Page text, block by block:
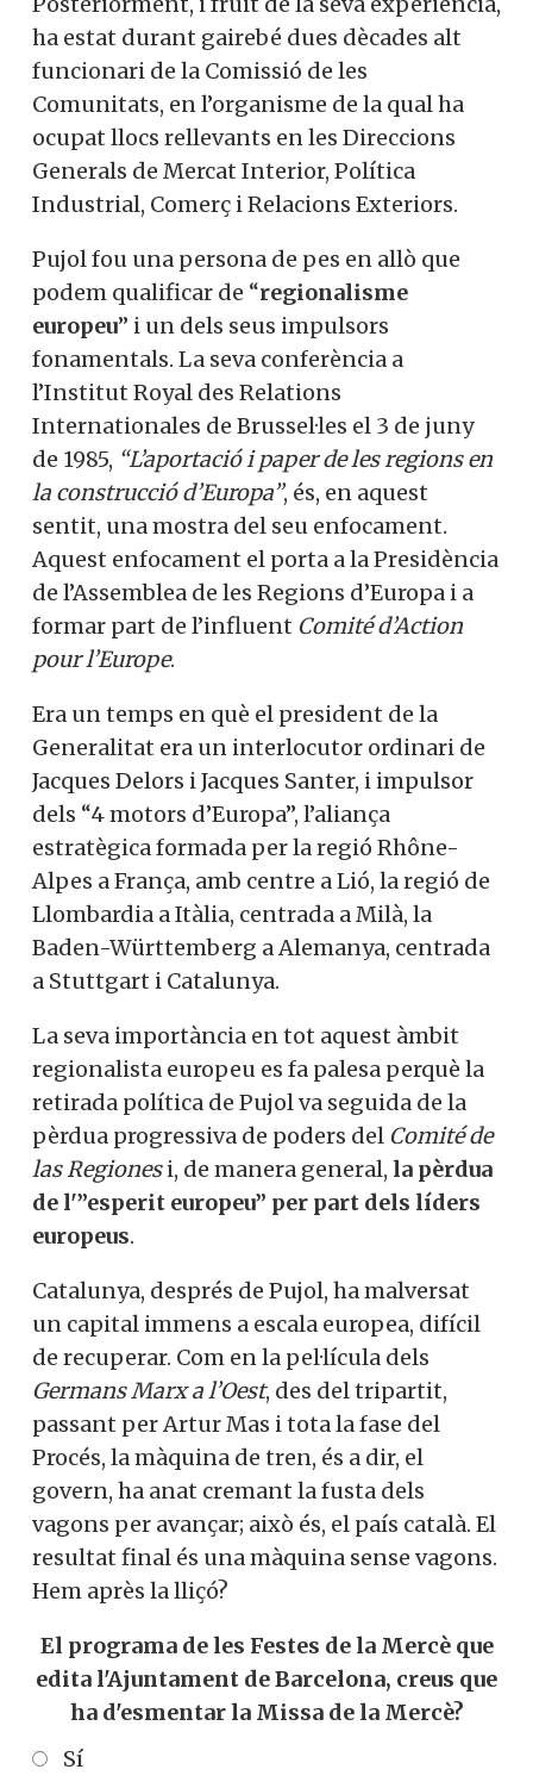
ha estat durant gairebé dues dècades alt
funcionari de la Comissió de les
Comunitats, en l’organisme de la qual ha
ocupat llocs rellevants en les Direccions
Generals de Mercat Interior, Política
Industrial, Comerç i Relacions Exteriors.
Pujol fou una persona de pes en allò que
podem qualificar de “regionalisme
europeu” i un dels seus impulsors
fonamentals. La seva conferència a
l’Institut Royal des Relations
Internationales de Brussel·les el 3 de juny
de 1985, “L’aportació i paper de les regions en
la construcció d’Europa”, és, en aquest
sentit, una mostra del seu enfocament.
Aquest enfocament el porta a la Presidència
de l’Assemblea de les Regions d’Europa i a
formar part de l’influent Comité d’Action
pour l’Europe.
Era un temps en què el president de la
Generalitat era un interlocutor ordinari de
Jacques Delors i Jacques Santer, i impulsor
dels “4 motors d’Europa”, l’aliança
estratègica formada per la regió Rhône-
Alpes a França, amb centre a Lió, la regió de
Llombardia a Itàlia, centrada a Milà, la
Baden-Württemberg a Alemanya, centrada
a Stuttgart i Catalunya.
La seva importància en tot aquest àmbit
regionalista europeu es fa palesa perquè la
retirada política de Pujol va seguida de la
pèrdua progressiva de poders del Comité de
las Regionesi, de manera general, la pèrdua
de l'”esperit europeu” per part dels líders
europeus.
Catalunya, després de Pujol, ha malversat
un capital immens a escala europea, difícil
de recuperar. Com en la pel·lícula dels
Germans Marx a l’Oest, des del tripartit,
passant per Artur Mas i tota la fase del
Procés, la màquina de tren, és a dir, el
govern, ha anat cremant la fusta dels
vagons per avançar; això és, el país català. El
resultat final és una màquina sense vagons.
Hem après la lliçó?
El programa de les Festes de la Mercè que
edita l'Ajuntament de Barcelona, creus que
ha d'esmentar la Missa de la Mercè?
Sí